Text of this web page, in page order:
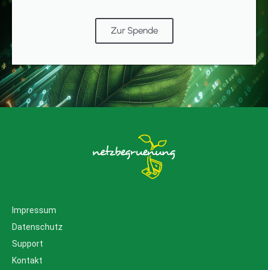
Zur Spende
Impressum
Datenschutz
Support
Kontakt